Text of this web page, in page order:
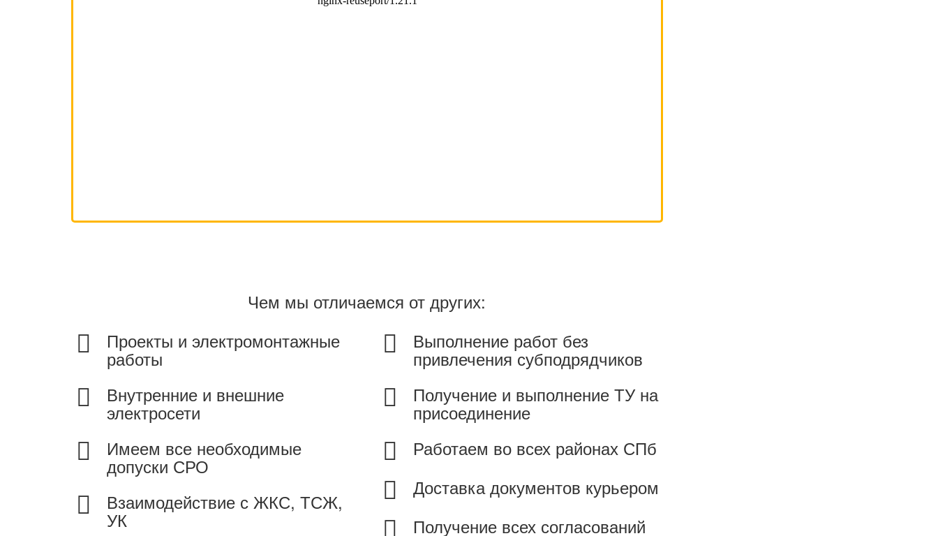
Чем мы отличаемся от других:
Проекты и электромонтажные
работы
Внутренние и внешние
электросети
Имеем все необходимые
допуски СРО
Взаимодействие с ЖКС, ТСЖ,
УК
Выполнение работ без
привлечения субподрядчиков
Получение и выполнение ТУ на
присоединение
Работаем во всех районах СПб
Доставка документов курьером
Получение всех согласований